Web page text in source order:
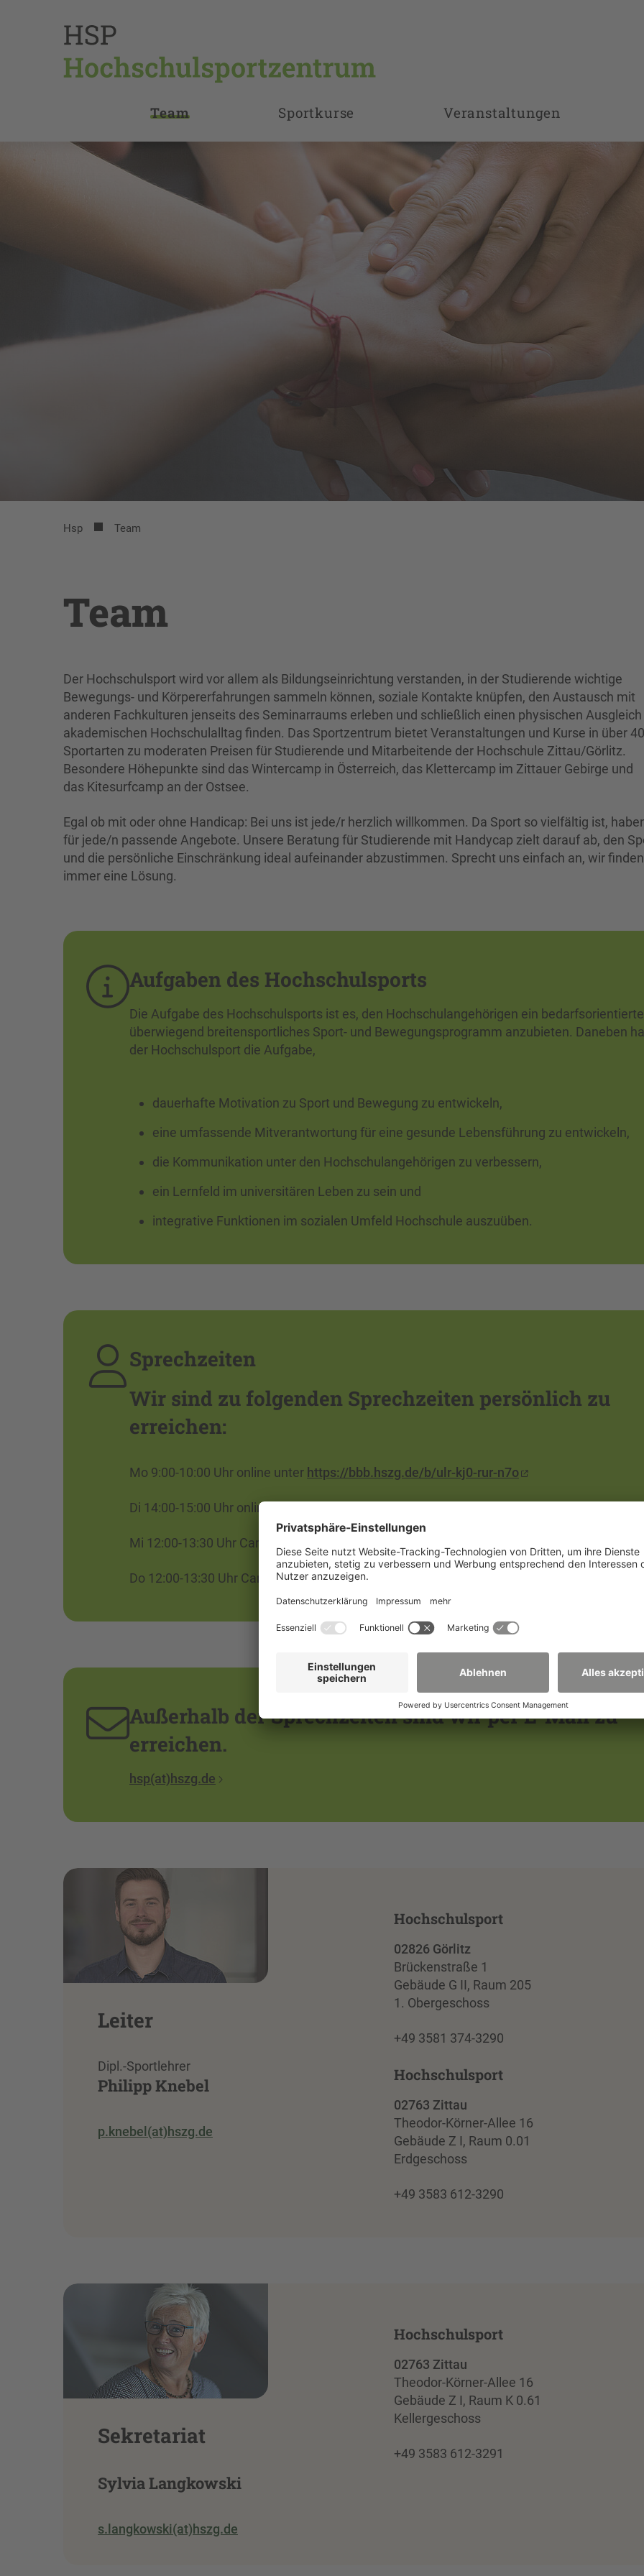
Team Sportkurse Veranstaltungen
Hsp Team
Team
Der Hochschulsport wird vor allem als Bildungseinrichtung verstanden, in der Studierende wichtige
Bewegungs- und Körpererfahrungen sammeln können, soziale Kontakte knüpfen, den Austausch mit
anderen Fachkulturen jenseits des Seminarraums erleben und schließlich einen physischen
akademischen Hochschulalltag finden. Das Sportzentrum bietet Veranstaltungen und Kurse in über 40
Sportarten zu moderaten Preisen für Studierende und Mitarbeitende der Hochschule Zittau/Görlitz.
Besondere Höhepunkte sind das Wintercamp in Österreich, das Klettercamp im Zittauer Gebirge und
das Kitesurfcamp an der Ostsee.
Egal ob mit oder ohne Handicap: Bei uns ist jede/r herzlich willkommen. Da Sport so vielfältig ist,
für jede/n passende Angebote. Unsere Beratung für Studierende mit Handycap zielt darauf ab, den
und die persönliche Einschränkung ideal aufeinander abzustimmen. Sprecht uns einfach an, wir finden
immer eine Lösung.
Aufgaben des Hochschulsports
Die Aufgabe des Hochschulsports ist es, den Hochschulangehörigen ein
überwiegend breitensportliches Sport- und Bewegungsprogramm anzubieten. Daneben
der Hochschulsport die Aufgabe,
dauerhafte Motivation zu Sport und Bewegung zu entwickeln,
eine umfassende Mitverantwortung für eine gesunde Lebensführung zu entwickeln,
die Kommunikation unter den Hochschulangehörigen zu verbessern,
ein Lernfeld im universitären Leben zu sein und
integrative Funktionen im sozialen Umfeld Hochschule auszuüben.
Sprechzeiten
Wir sind zu folgenden Sprechzeiten persönlich zu
erreichen:
Mo 9:00-10:00 Uhr online unter https://bbb.hszg.de/b/ulr-kj0-rur-n7o
Di 14:00-15:00 Uhr online unter
Mi 12:00-13:30 Uhr Campus Zittau | ZI/0.01
Do 12:00-13:30 Uhr Campus Görlitz | GII/A205
Außerhalb der Sprechzeiten sind wir per E-Mail zu
erreichen.
hsp(at)hszg.de
Leiter
Dipl.-Sportlehrer
Philipp Knebel
p.knebel(at)hszg.de
Hochschulsport
02826 Görlitz
Brückenstraße 1
Gebäude G II, Raum 205
1. Obergeschoss
+49 3581 374-3290
Hochschulsport
02763 Zittau
Theodor-Körner-Allee 16
Gebäude Z I, Raum 0.01
Erdgeschoss
+49 3583 612-3290
Sekretariat
Sylvia Langkowski
s.langkowski(at)hszg.de
Hochschulsport
02763 Zittau
Theodor-Körner-Allee 16
Gebäude Z I, Raum K 0.61
Kellergeschoss
+49 3583 612-3291